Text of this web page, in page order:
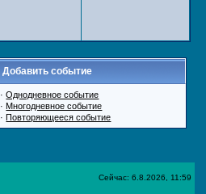
Добавить событие
·Однодневное событие
·Многодневное событие
·Повторяющееся событие
Сейчас: 6.8.2026, 11:59